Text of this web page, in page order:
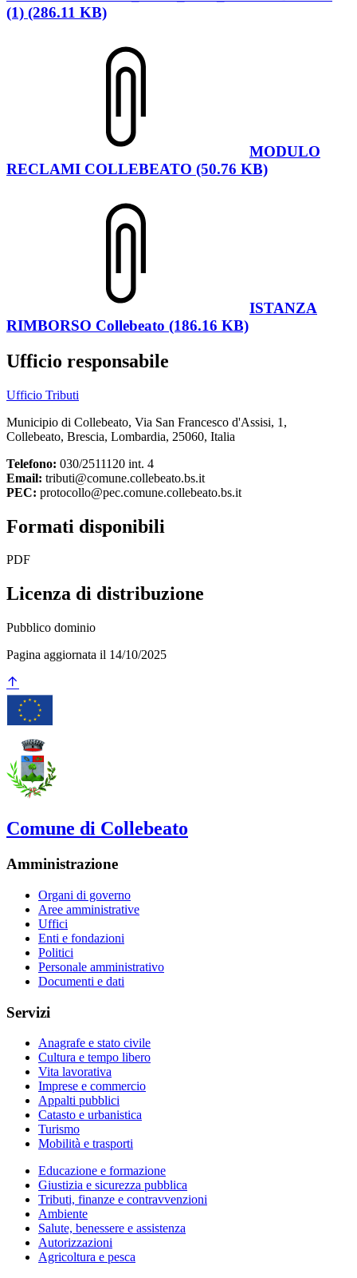
(1) (286.11 KB)
MODULO
RECLAMI COLLEBEATO (50.76 KB)
ISTANZA
RIMBORSO Collebeato (186.16 KB)
Ufficio responsabile
Ufficio Tributi
Municipio di Collebeato, Via San Francesco d'Assisi, 1,
Collebeato, Brescia, Lombardia, 25060, Italia
Telefono: 030/2511120 int. 4
Email: tributi@comune.collebeato.bs.it
PEC: protocollo@pec.comune.collebeato.bs.it
Formati disponibili
PDF
Licenza di distribuzione
Pubblico dominio
Pagina aggiornata il 14/10/2025
Comune di Collebeato
Amministrazione
Organi di governo
Aree amministrative
Uffici
Enti e fondazioni
Politici
Personale amministrativo
Documenti e dati
Servizi
Anagrafe e stato civile
Cultura e tempo libero
Vita lavorativa
Imprese e commercio
Appalti pubblici
Catasto e urbanistica
Turismo
Mobilità e trasporti
Educazione e formazione
Giustizia e sicurezza pubblica
Tributi, finanze e contravvenzioni
Ambiente
Salute, benessere e assistenza
Autorizzazioni
Agricoltura e pesca